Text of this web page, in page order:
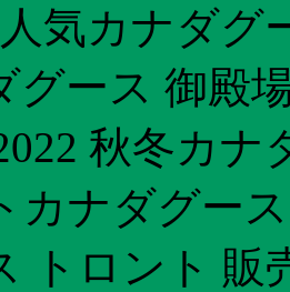
気カナダ
グース 御殿
秋冬カナ
カナダグー
トロント 販